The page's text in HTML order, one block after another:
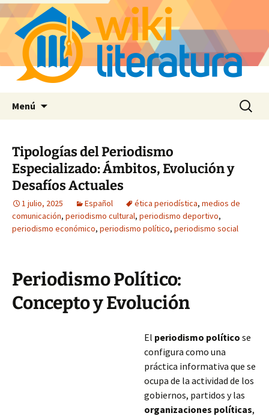
Menú Buscar:
Tipologías del Periodismo
Especializado: Ámbitos, Evolución y
Desafíos Actuales
1 julio, 2025 Español ética periodística, medios de
comunicación, periodismo cultural, periodismo deportivo,
periodismo económico, periodismo político, periodismo social
Periodismo Político:
Concepto y Evolución
El periodismo político se
configura como una
práctica informativa que se
ocupa de la actividad de los
gobiernos, partidos y las
organizaciones políticas,